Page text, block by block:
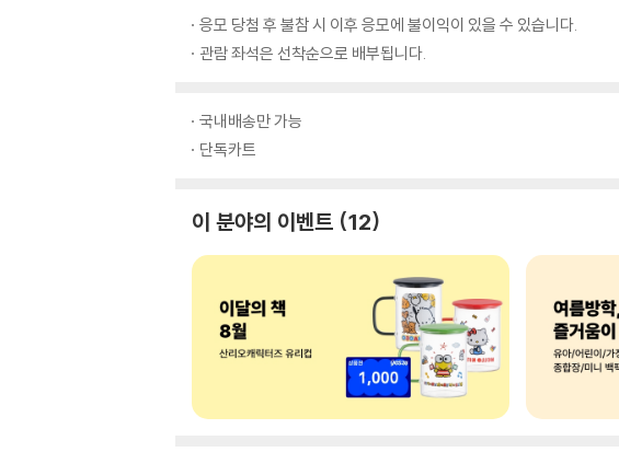
응모 당첨 후 불참 시 이후 응모에 불이익이 있을 수 있습니다.
관람 좌석은 선착순으로 배부됩니다.
국내배송만 가능
단독카트
이 분야의 이벤트 12